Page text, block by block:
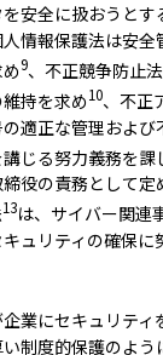
安全に扱おうとす
情報保護法は安
9、不正競争防止
持を求め10、不正
適正な管理および
じる努力義務を課
役の責務として定
13は、サイバー関連
ュリティの確保に
業にセキュリティ
制度的保護のよ